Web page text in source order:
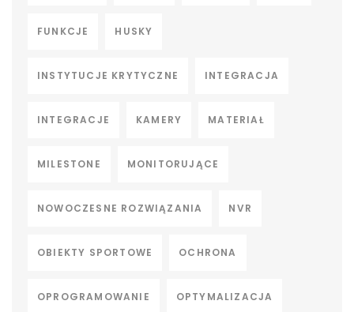
FUNKCJE HUSKY
INSTYTUCJE KRYTYCZNE INTEGRACJA
INTEGRACJE KAMERY MATERIAŁ
MILESTONE MONITORUJĄCE
NOWOCZESNE ROZWIĄZANIA NVR
OBIEKTY SPORTOWE OCHRONA
OPROGRAMOWANIE OPTYMALIZACJA